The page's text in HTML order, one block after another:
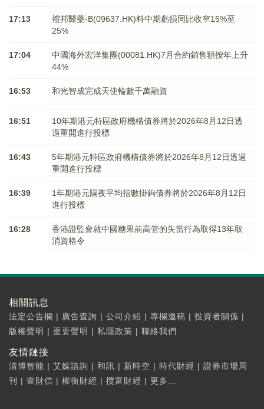
17:13
禮邦醫藥-B(09637.HK)料中期虧損同比收窄15%至
25%
17:04
中國海外宏洋集團(00081.HK)7月合約銷售額按年上升
44%
16:53 和光智成完成天使輪數千萬融資
16:51
10年期港元特區政府機構債券將於2026年8月12日透
過重開進行投標
16:43
5年期港元特區政府機構債券將於2026年8月12日透過
重開進行投標
16:39
1年期港元隔夜平均指數掛鉤債券將於2026年8月12日
進行投標
16:28
香港證監會就中國糖果前高管的失當行為取得13年取
消資格令
相關訊息
法定公告欄 | 廣告查詢 | 公司介紹 | 專欄邀稿 | 投資者關係 |
版權聲明 | 重要聲明 | 私隱政策 | 聯絡我們
友情鏈接
清博智能 | 艾媒諮詢 | 和訊 | 新時空 | 時代財經 | 證券市場周
刊
| 壹財信 | 權衡財經 | 攬富財經 | 更多...